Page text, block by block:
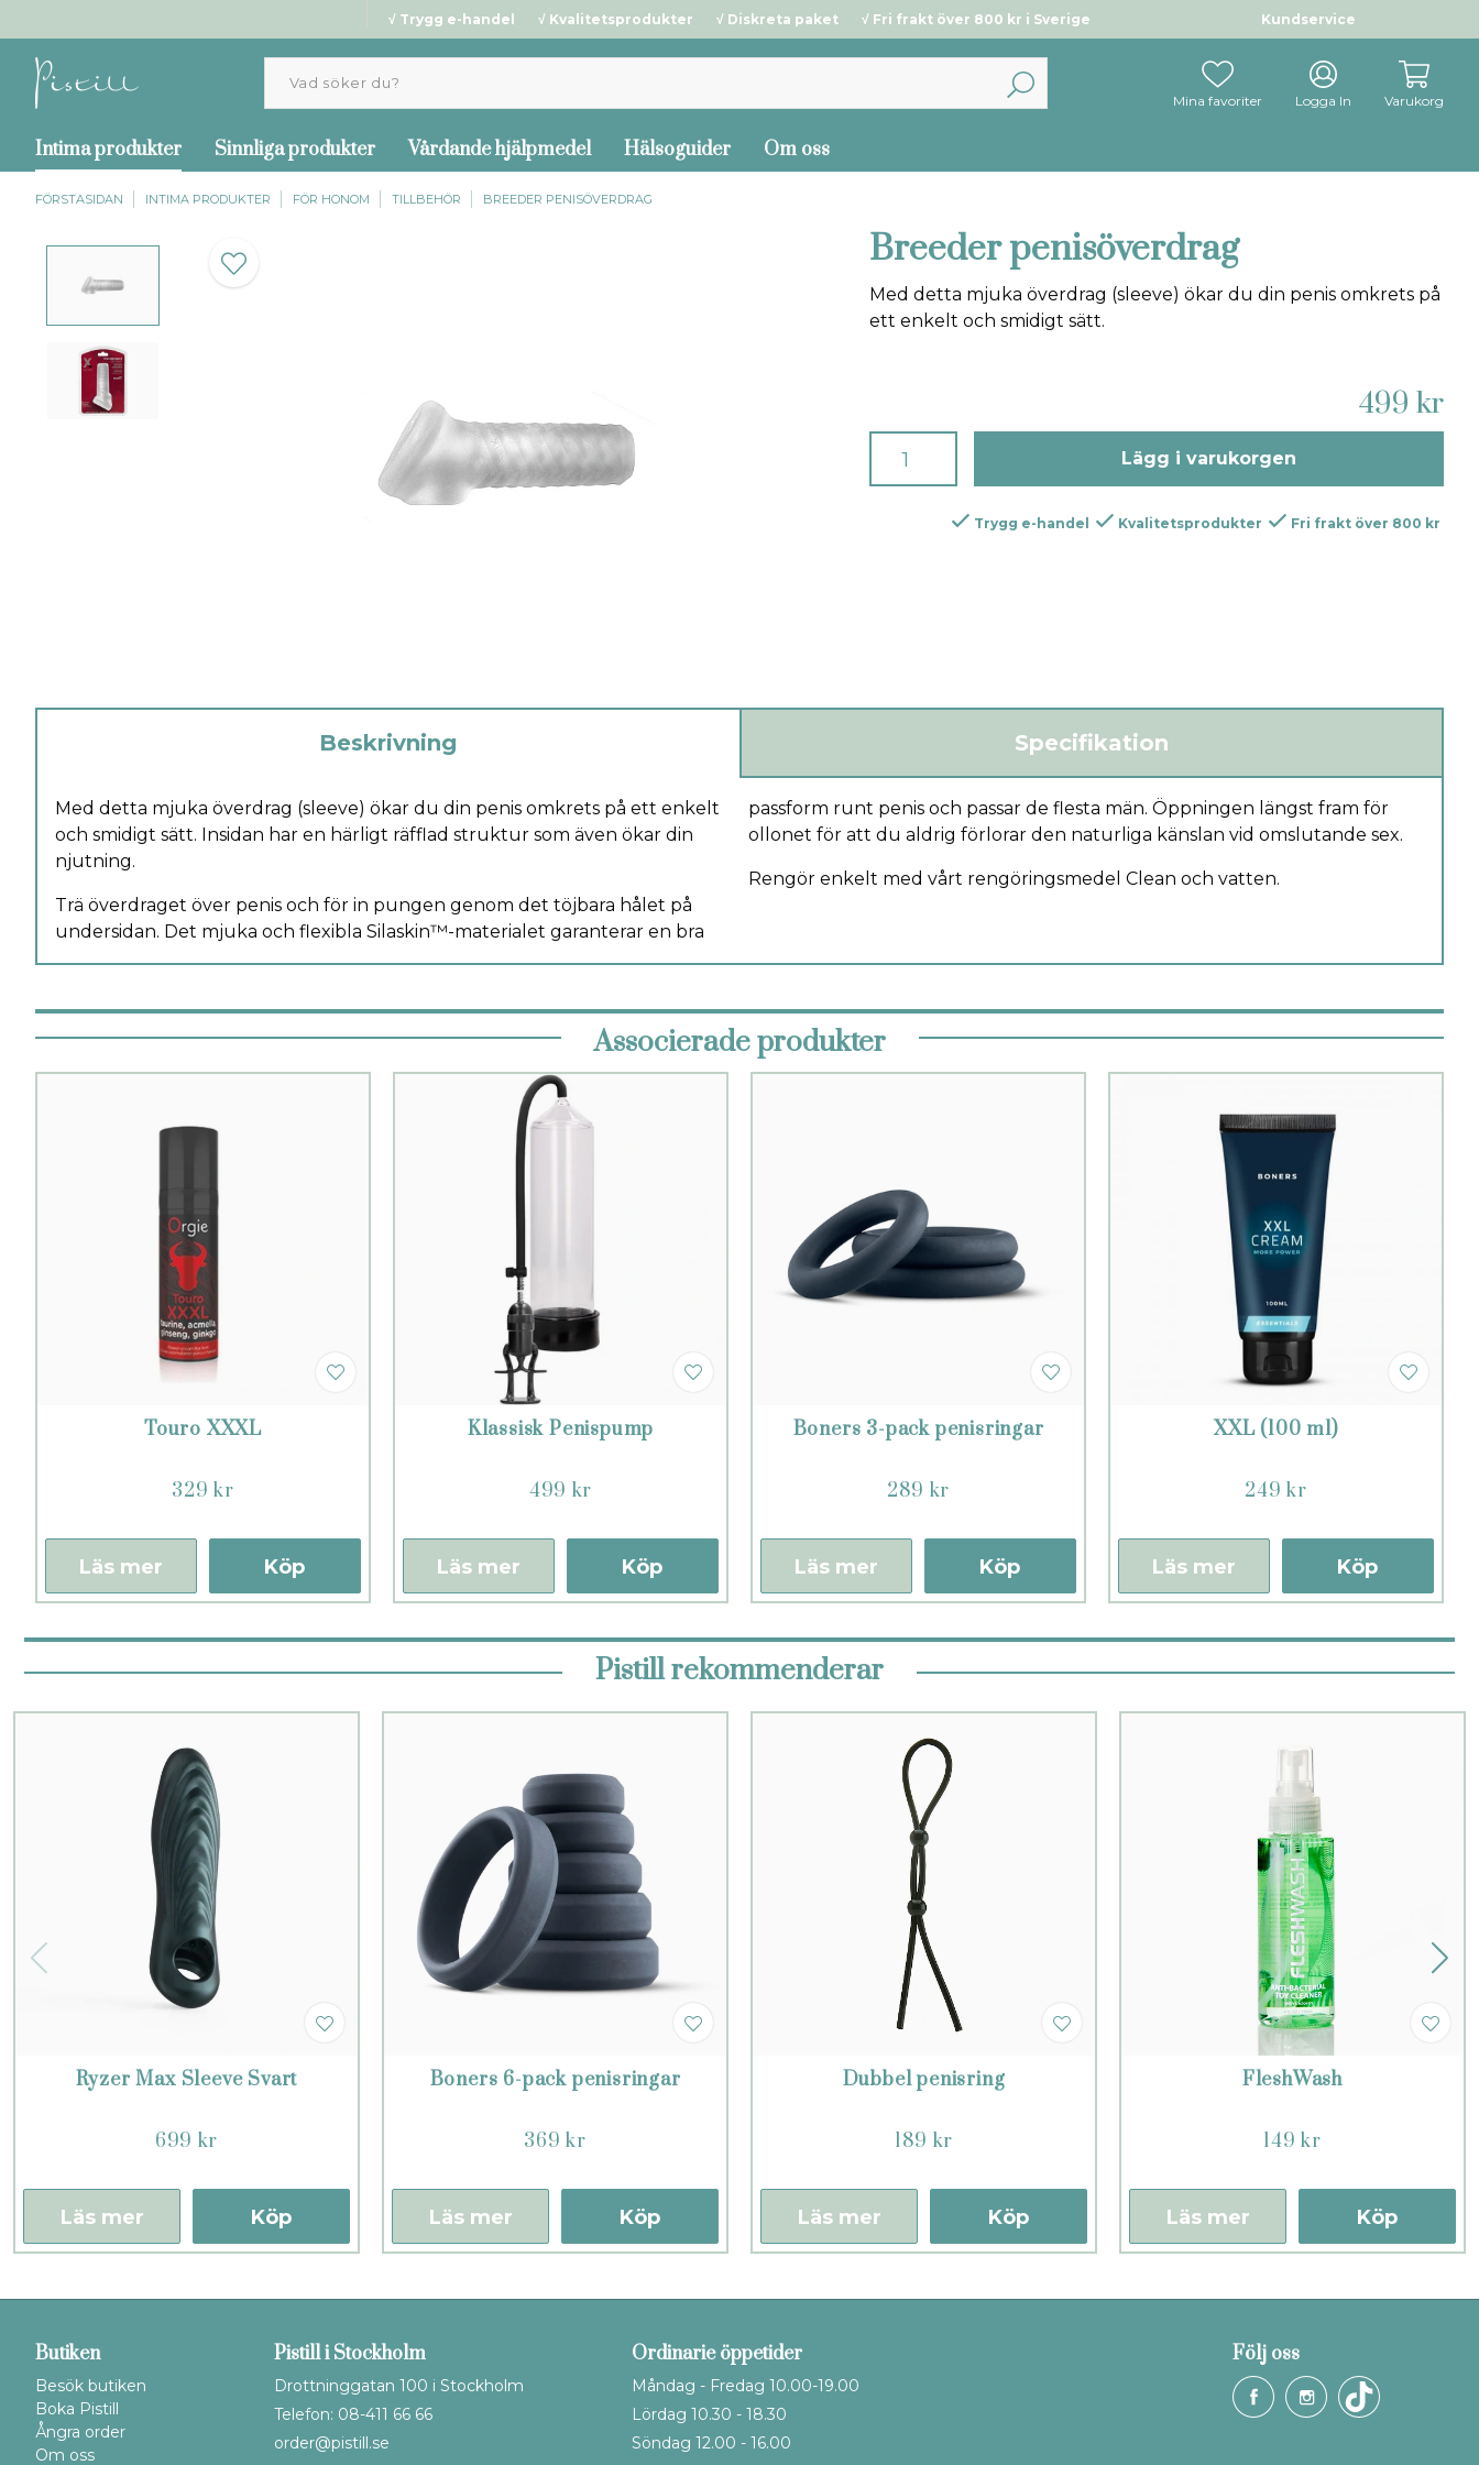
Kundservice
√ Trygg e-handel √ Kvalitetsprodukter √ Diskreta paket √ Fri frakt över 800 kr i Sverige
Mina favoriter Logga In Varukorg
Intima produkter Sinnliga produkter Vårdande hjälpmedel Hälsoguider Om oss
FÖRSTASIDAN INTIMA PRODUKTER FÖR HONOM TILLBEHÖR BREEDER PENISÖVERDRAG
Breeder penisöverdrag
Med detta mjuka överdrag (sleeve) ökar du din penis omkrets på
ett enkelt och smidigt sätt.
499 kr
Lägg i varukorgen
Trygg e-handel Kvalitetsprodukter Fri frakt över 800 kr
Beskrivning Specifikation
Med detta mjuka överdrag (sleeve) ökar du din penis omkrets på ett enkelt
och smidigt sätt. Insidan har en härligt räfflad struktur som även ökar din
njutning.
Trä överdraget över penis och för in pungen genom det töjbara hålet på
undersidan. Det mjuka och flexibla Silaskin™-materialet garanterar en bra
passform runt penis och passar de flesta män. Öppningen längst fram för
ollonet för att du aldrig förlorar den naturliga känslan vid omslutande sex.
Rengör enkelt med vårt rengöringsmedel Clean och vatten.
Associerade produkter
Touro XXXL
329 kr
Köp
Läs mer
Klassisk Penispump
499 kr
Köp
Läs mer
Boners 3-pack penisringar
289 kr
Köp
Läs mer
XXL (100 ml)
249 kr
Köp
Läs mer
Pistill rekommenderar
Ryzer Max Sleeve Svart
699 kr
Köp
Läs mer
Boners 6-pack penisringar
369 kr
Köp
Läs mer
Dubbel penisring
189 kr
Köp
Läs mer
FleshWash
149 kr
Köp
Läs mer
Butiken
Besök butiken
Boka Pistill
Ångra order
Om oss
Pistill i Stockholm
Drottninggatan 100 i Stockholm
Telefon: 08-411 66 66
order@pistill.se
Ordinarie öppetider
Måndag - Fredag 10.00-19.00
Lördag 10.30 - 18.30
Söndag 12.00 - 16.00
Följ oss